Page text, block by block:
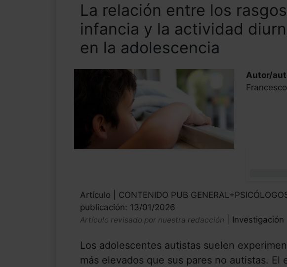
La relación entre los
infancia y la actividad
en la adolescencia
Autor/
Artículo | CONTENIDO PUB
publicación: 13/01/2026
Artículo revisado por nuestra redacción | Investigación
Los adolescentes autistas suelen
más elevados que sus pares no autistas. El